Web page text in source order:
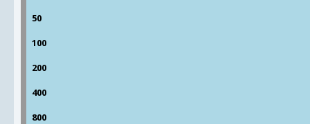
50
100
200
400
800